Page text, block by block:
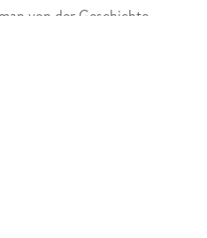
von der Geschichte